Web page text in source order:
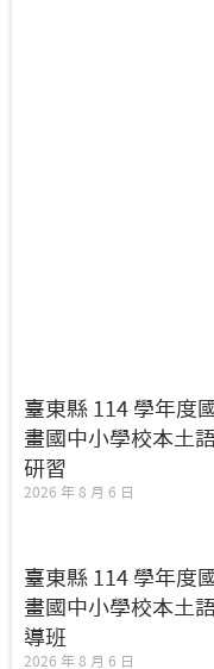
臺東縣 114 學年度
畫國中小學校本土
研習
2026 年 8 月 6 日
臺東縣 114 學年度
畫國中小學校本土
導班
2026 年 8 月 6 日